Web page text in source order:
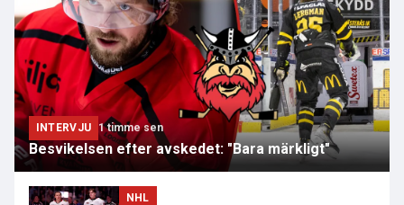
INTERVJU 1 timme sen
Besvikelsen efter avskedet: "Bara märkligt"
NHL